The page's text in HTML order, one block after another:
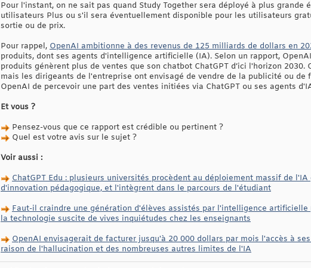
Pour l'instant, on ne sait pas quand Study Together sera déployé à plus
utilisateurs Plus ou s'il sera éventuellement disponible pour les utilisateurs
sortie ou de prix.
Pour rappel, OpenAI ambitionne à des revenus de 125 milliards de dollars en
produits, dont ses agents d'intelligence artificielle (IA). Selon un rapport,
produits génèrent plus de ventes que son chatbot ChatGPT d’ici l'horizon
mais les dirigeants de l'entreprise ont envisagé de vendre de la publicité ou de
OpenAI de percevoir une part des ventes initiées via ChatGPT ou ses agents
Et vous ?
Pensez-vous que ce rapport est crédible ou pertinent ?
Quel est votre avis sur le sujet ?
Voir aussi :
ChatGPT Edu : plusieurs universités procèdent au déploiement massif de
d'innovation pédagogique, et l'intègrent dans le parcours de l'étudiant
Faut-il craindre une génération d'élèves assistés par l'intelligence
la technologie suscite de vives inquiétudes chez les enseignants
OpenAI envisagerait de facturer jusqu'à 20 000 dollars par mois l'accès à
raison de l'hallucination et des nombreuses autres limites de l'IA